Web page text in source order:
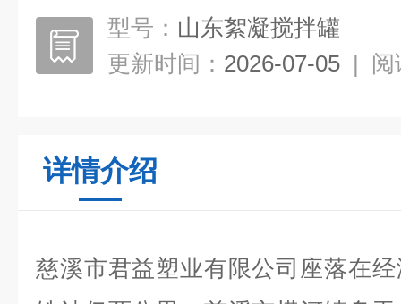
型号： 山东絮凝搅拌罐
更新时间： 2026-07-05 | 阅
详情介绍
慈溪市君益塑业有限公司座落在